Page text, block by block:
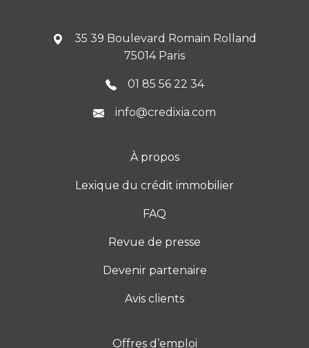
35 39 Boulevard Romain Rolland
75014 Paris
01 85 56 22 34
info@credixia.com
À propos
Lexique du crédit immobilier
FAQ
Revue de presse
Devenir partenaire
Avis clients
Offres d’emploi